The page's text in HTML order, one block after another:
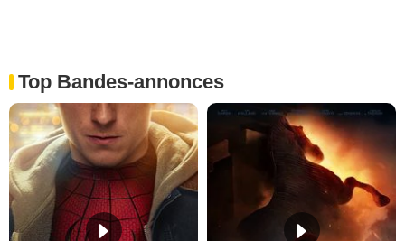
Top Bandes-annonces